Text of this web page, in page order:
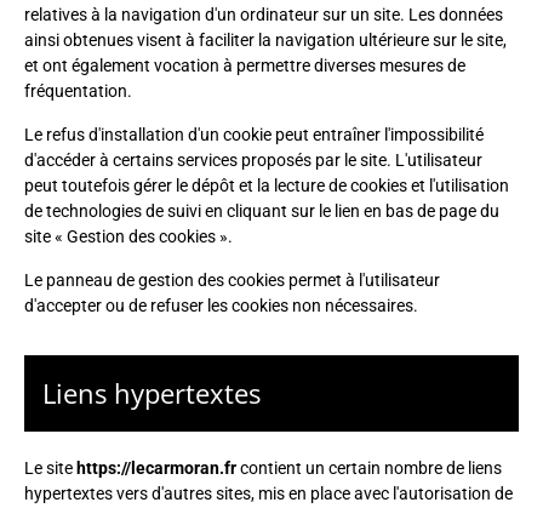
relatives à la navigation d'un ordinateur sur un site. Les données
ainsi obtenues visent à faciliter la navigation ultérieure sur le site,
et ont également vocation à permettre diverses mesures de
fréquentation.
Le refus d'installation d'un cookie peut entraîner l'impossibilité
d'accéder à certains services proposés par le site. L'utilisateur
peut toutefois gérer le dépôt et la lecture de cookies et l'utilisation
de technologies de suivi en cliquant sur le lien en bas de page du
site « Gestion des cookies ».
Le panneau de gestion des cookies permet à l'utilisateur
d'accepter ou de refuser les cookies non nécessaires.
Liens hypertextes
Le site https://lecarmoran.frcontient un certain nombre de liens
hypertextes vers d'autres sites, mis en place avec l'autorisation de